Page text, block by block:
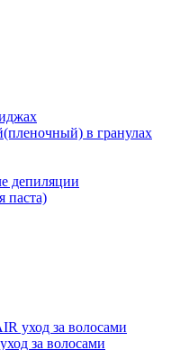
в гранулах
депиляции
паста)
уход за волосами
за волосами